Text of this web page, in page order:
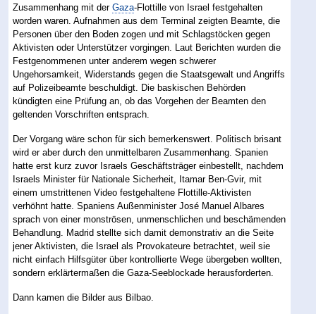
Zusammenhang mit derGaza-Flottille von Israel festgehalten
worden waren. Aufnahmen aus dem Terminal zeigten Beamte, die
Personen über den Boden zogen und mit Schlagstöcken gegen
Aktivisten oder Unterstützer vorgingen. Laut Berichten wurden die
Festgenommenen unter anderem wegen schwerer
Ungehorsamkeit, Widerstands gegen die Staatsgewalt und Angriffs
auf Polizeibeamte beschuldigt. Die baskischen Behörden
kündigten eine Prüfung an, ob das Vorgehen der Beamten den
geltenden Vorschriften entsprach.
Der Vorgang wäre schon für sich bemerkenswert. Politisch brisant
wird er aber durch den unmittelbaren Zusammenhang. Spanien
hatte erst kurz zuvor Israels Geschäftsträger einbestellt, nachdem
Israels Minister für Nationale Sicherheit, Itamar Ben-Gvir, mit
einem umstrittenen Video festgehaltene Flottille-Aktivisten
verhöhnt hatte. Spaniens Außenminister José Manuel Albares
sprach von einer monströsen, unmenschlichen und beschämenden
Behandlung. Madrid stellte sich damit demonstrativ an die Seite
jener Aktivisten, die Israel als Provokateure betrachtet, weil sie
nicht einfach Hilfsgüter über kontrollierte Wege übergeben wollten,
sondern erklärtermaßen die Gaza-Seeblockade herausforderten.
Dann kamen die Bilder aus Bilbao.